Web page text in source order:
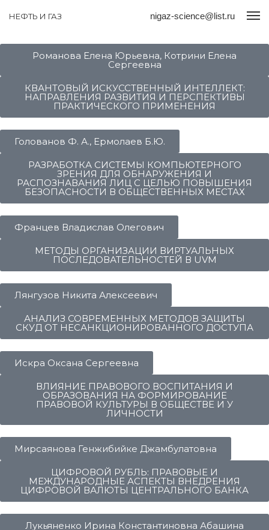
НЕФТЬ И ГАЗ nigaz-science@list.ru
Романова Елена Юрьевна, Котрини Елена
Сергеевна
КВАНТОВЫЙ ИСКУССТВЕННЫЙ ИНТЕЛЛЕКТ:
НАПРАВЛЕНИЯ РАЗВИТИЯ И ПЕРСПЕКТИВЫ
ПРАКТИЧЕСКОГО ПРИМЕНЕНИЯ
Голованов Ф. А., Ермолаев Б.Ю.
РАЗРАБОТКА СИСТЕМЫ КОМПЬЮТЕРНОГО
ЗРЕНИЯ ДЛЯ ОБНАРУЖЕНИЯ И
РАСПОЗНАВАНИЯ ЛИЦ С ЦЕЛЬЮ ПОВЫШЕНИЯ
БЕЗОПАСНОСТИ В ОБЩЕСТВЕННЫХ МЕСТАХ
Францев Владислав Олегович
МЕТОДЫ ОРГАНИЗАЦИИ ВИРТУАЛЬНЫХ
ПОСЛЕДОВАТЕЛЬНОСТЕЙ В UVM
Лянгузов Никита Алексеевич
АНАЛИЗ СОВРЕМЕННЫХ МЕТОДОВ ЗАЩИТЫ
СКУД ОТ НЕСАНКЦИОНИРОВАННОГО ДОСТУПА
Искра Оксана Сергеевна
ВЛИЯНИЕ ПРАВОВОГО ВОСПИТАНИЯ И
ОБРАЗОВАНИЯ НА ФОРМИРОВАНИЕ
ПРАВОВОЙ КУЛЬТУРЫ В ОБЩЕСТВЕ И У
ЛИЧНОСТИ
Мирсаянова Генжибийке Джамбулатовна
ЦИФРОВОЙ РУБЛЬ: ПРАВОВЫЕ И
МЕЖДУНАРОДНЫЕ АСПЕКТЫ ВНЕДРЕНИЯ
ЦИФРОВОЙ ВАЛЮТЫ ЦЕНТРАЛЬНОГО БАНКА
Лукьяненко Ирина Константиновна Абашина